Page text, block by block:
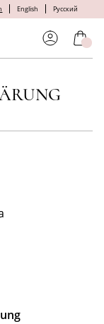
English Русский